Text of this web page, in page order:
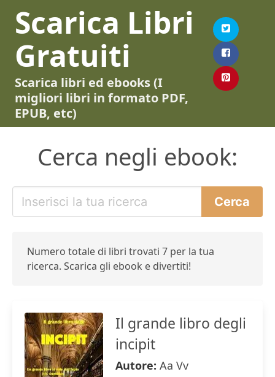
Scarica Libri
Gratuiti
Scarica libri ed ebooks (I
migliori libri in formato PDF,
EPUB, etc)
Cerca negli ebook:
Numero totale di libri trovati 7 per la tua
ricerca. Scarica gli ebook e divertiti!
Il grande libro degli
incipit
Autore: Aa Vv